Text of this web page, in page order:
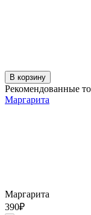
В корзину
Рекомендованные
Маргарита
Маргарита
390₽